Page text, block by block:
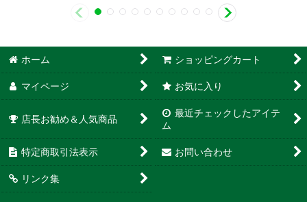
ホーム ショッピングカート
マイページ お気に入り
店長お勧め＆人気商品
最近チェックしたアイテ
ム
特定商取引法表示 お問い合わせ
リンク集